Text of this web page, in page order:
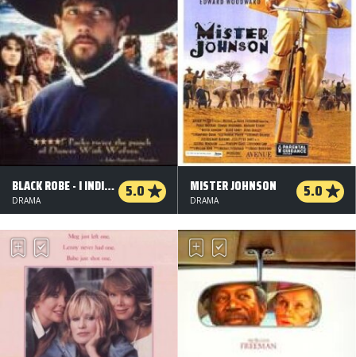
BLACK ROBE - I INDIANERNES VOLD 5.0
DRAMA
MISTER JOHNSON 5.0
DRAMA